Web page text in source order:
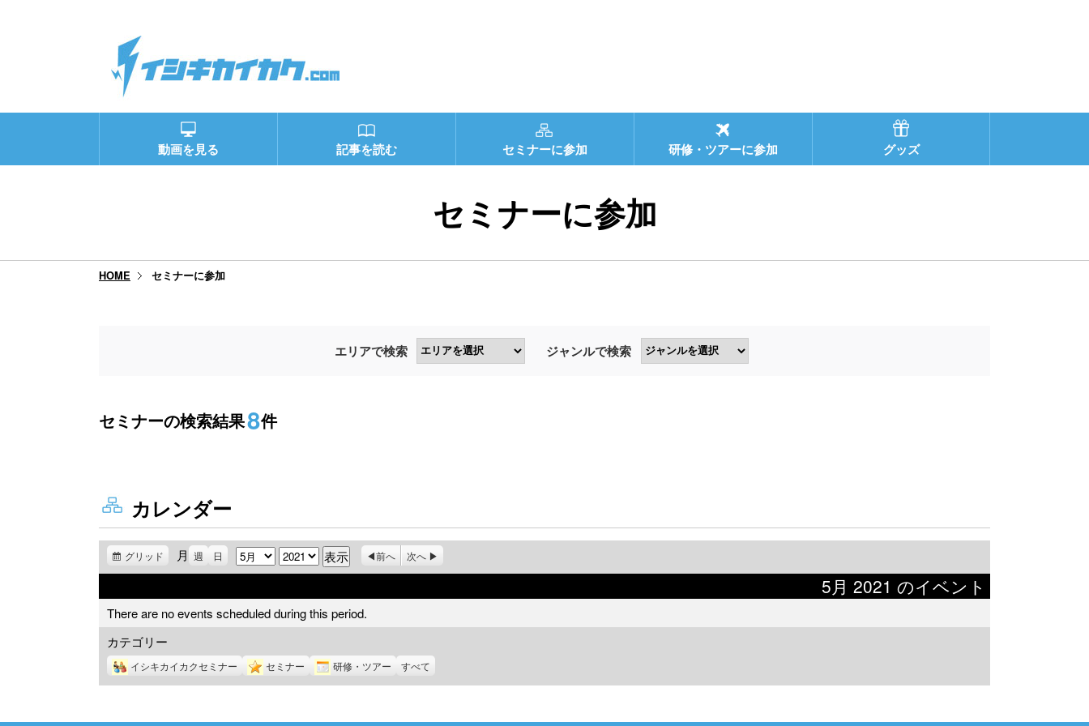
動画を見る 記事を読む セミナーに参加 研修・ツアーに参加 グッズ
セミナーに参加
HOME セミナーに参加
エリアで検索 ジャンルで検索
セミナーの検索結果8件
カレンダー
グリッド 月 週 日 月 年 前へ 次へ
5月 2021 のイベント
There are no events scheduled during this period.
カテゴリー
イシキカイカクセミナー セミナー 研修・ツアー すべて